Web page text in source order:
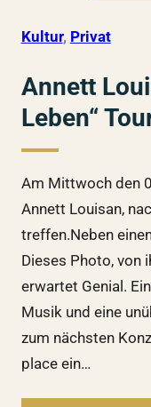
Kultur, Privat
Annett
Leben“
Am Mittwoch den
Annett Louisan,
treffen.Neben
Dieses Photo, von
erwartet Genial.
Musik und eine
zum nächsten
place ein…